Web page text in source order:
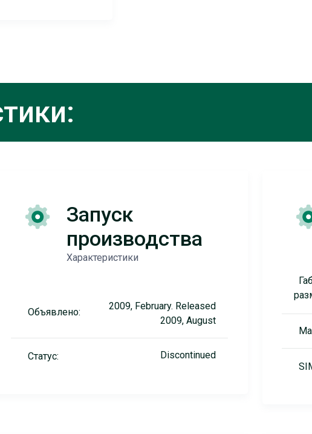
Запуск
производства
Характеристики
Объявлено:
2009, February. Released
2009, August
Статус: Discontinued